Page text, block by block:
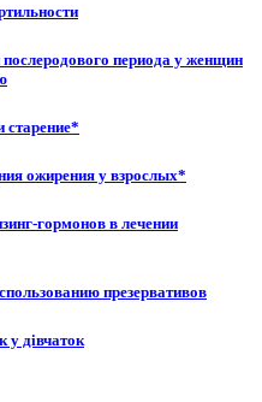
периода у женщин
ожирения у взрослых*
гормонов в лечении
презервативов
у дівчаток